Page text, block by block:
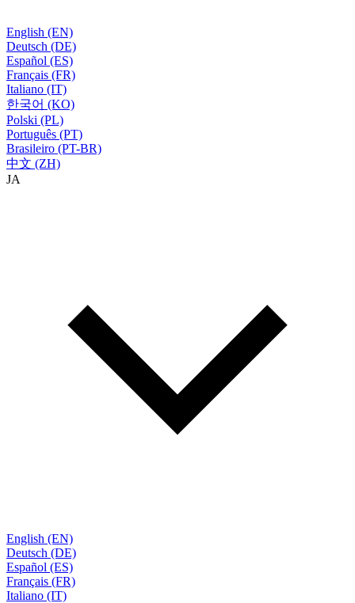
English (EN)
Deutsch (DE)
Español (ES)
Français (FR)
Italiano (IT)
한국어 (KO)
Polski (PL)
Português (PT)
Brasileiro (PT-BR)
中文 (ZH)
JA
English (EN)
Deutsch (DE)
Español (ES)
Français (FR)
Italiano (IT)